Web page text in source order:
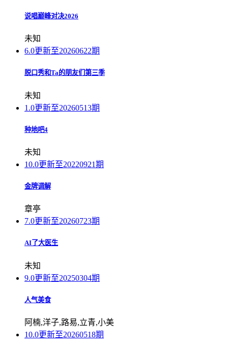
说唱巅峰对决2026
未知
6.0更新至20260622期
脱口秀和Ta的朋友们第三季
未知
1.0更新至20260513期
种地吧4
未知
10.0更新至20220921期
金牌调解
章亭
7.0更新至20260723期
AI了大医生
未知
9.0更新至20250304期
人气美食
阿楠,洋子,路易,立青,小美
10.0更新至20260518期